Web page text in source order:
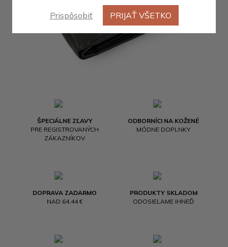
ŠPECIÁLNE ZĽAVY
PRE REGISTROVANÝCH
ZÁKAZNÍKOV
ODBORNÍCI NA KOŽENÉ
MÓDNE DOPLNKY
DOPRAVA ZADARMO
NAD 64.44 €
PRODUKTY SKLADOM
ODOSIELAME IHNEĎ
Prispôsobiť PRIJAŤ VŠETKO